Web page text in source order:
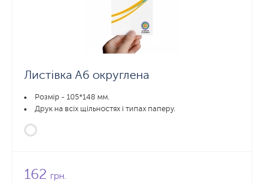
Листівка А6 округлена
Розмір - 105*148 мм.
Друк на всіх щільностях і типах паперу.
162 грн.